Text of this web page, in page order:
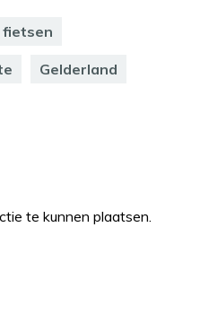
fietsen
Gelderland
te kunnen plaatsen.